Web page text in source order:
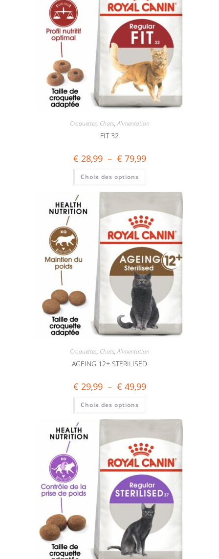
Croquettes, Chats,Alimentation
FIT 32
€ 28,99 – € 79,99
Choix des options
Croquettes, Chats,Alimentation
AGEING 12+ STERILISED
€ 29,99 – € 49,99
Choix des options